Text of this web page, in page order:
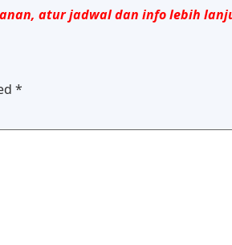
atur jadwal dan info lebih
*